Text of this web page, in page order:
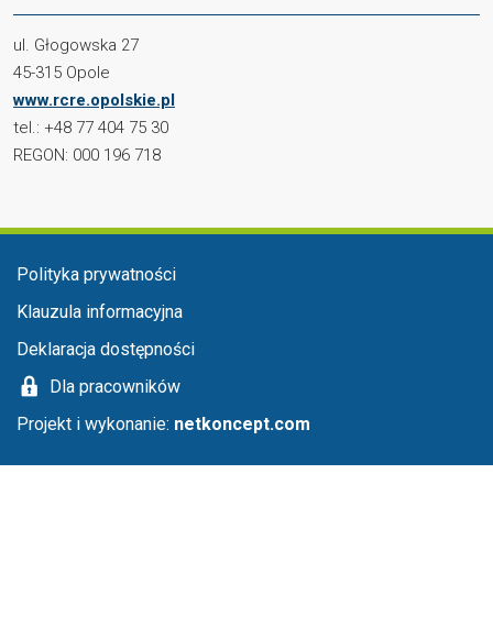
ul. Głogowska 27
45-315 Opole
www.rcre.opolskie.pl
tel.: +48 77 404 75 30
REGON: 000 196 718
Menu stopka
Polityka prywatności
Klauzula informacyjna
Deklaracja dostępności
Dla pracowników
Projekt i wykonanie: netkoncept.com